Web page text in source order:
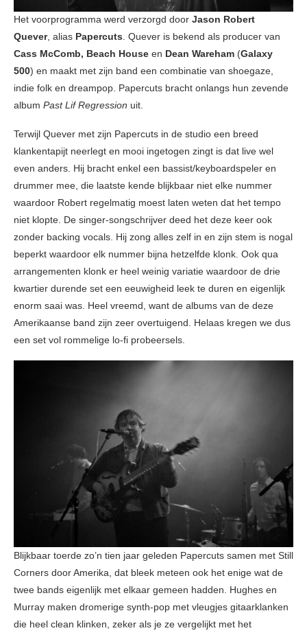
Het voorprogramma werd verzorgd door Jason Robert
Quever, alias Papercuts. Quever is bekend als producer van
Cass McComb, Beach House en Dean Wareham (Galaxy
500) en maakt met zijn band een combinatie van shoegaze,
indie folk en dreampop. Papercuts bracht onlangs hun zevende
album Past Lif Regression uit.
Terwijl Quever met zijn Papercuts in de studio een breed
klankentapijt neerlegt en mooi ingetogen zingt is dat live wel
even anders. Hij bracht enkel een bassist/keyboardspeler en
drummer mee, die laatste kende blijkbaar niet elke nummer
waardoor Robert regelmatig moest laten weten dat het tempo
niet klopte. De singer-songschrijver deed het deze keer ook
zonder backing vocals. Hij zong alles zelf in en zijn stem is nogal
beperkt waardoor elk nummer bijna hetzelfde klonk. Ook qua
arrangementen klonk er heel weinig variatie waardoor de drie
kwartier durende set een eeuwigheid leek te duren en eigenlijk
enorm saai was. Heel vreemd, want de albums van de deze
Amerikaanse band zijn zeer overtuigend. Helaas kregen we dus
een set vol rommelige lo-fi probeersels.
Blijkbaar toerde zo’n tien jaar geleden Papercuts samen met Still
Corners door Amerika, dat bleek meteen ook het enige wat de
twee bands eigenlijk met elkaar gemeen hadden. Hughes en
Murray maken dromerige synth-pop met vleugjes gitaarklanken
die heel clean klinken, zeker als je ze vergelijkt met het